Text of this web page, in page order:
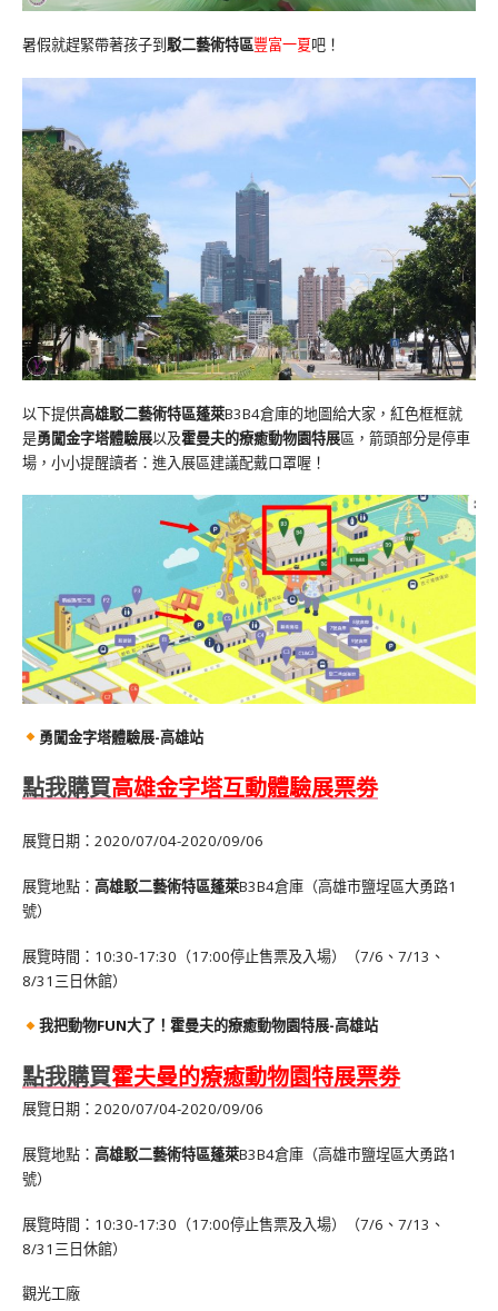
暑假就趕緊帶著孩子到駁二藝術特區豐富一夏吧！
以下提供高雄駁二藝術特區蓬萊B3B4倉庫的地圖給大家，紅色框框就
是勇闖金字塔體驗展以及霍曼夫的療癒動物園特展區，箭頭部分是停車
場，小小提醒讀者：進入展區建議配戴口罩喔！
勇闖金字塔體驗展-高雄站
點我購買高雄金字塔互動體驗展票劵
展覽日期：2020/07/04-2020/09/06
展覽地點： 高雄駁二藝術特區蓬萊B3B4倉庫（高雄市鹽埕區大勇路1
號）
展覽時間：10:30-17:30（17:00停止售票及入場）（7/6、7/13、
8/31三日休館）
我把動物FUN大了！霍曼夫的療癒動物園特展-高雄站
點我購買霍夫曼的療癒動物園特展票劵
展覽日期：2020/07/04-2020/09/06
展覽地點： 高雄駁二藝術特區蓬萊B3B4倉庫（高雄市鹽埕區大勇路1
號）
展覽時間：10:30-17:30（17:00停止售票及入場）（7/6、7/13、
8/31三日休館）
觀光工廠